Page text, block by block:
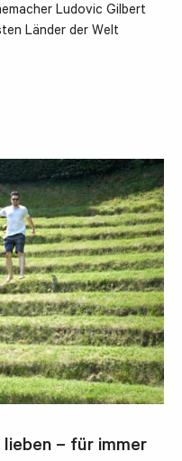
Ludovic Gilbert
Länder der Welt
– für immer